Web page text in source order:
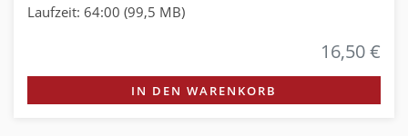
Laufzeit: 64:00 (99,5 MB)
16,50 €
IN DEN WARENKORB